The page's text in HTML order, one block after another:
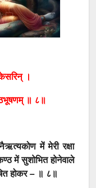
।
॥ ८॥
में मेरी रक्षा
में सुशोभित होनेवाले
होकर – ॥ ८॥